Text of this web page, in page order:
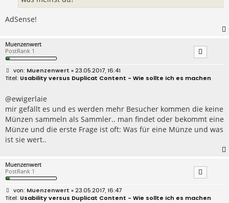
AdSense!
Muenzenwert
PostRank 1
B
e
r
a
g
Muenzenwert » 23.05.2017, 16:41
Usability versus Duplicat Content - Wie sollte ich es machen
@ewigerlaie
mir gefällt es und es werden mehr Besucher kommen die keine
Münzen sammeln als Sammler.. man findet oder bekommt eine
Münze und die erste Frage ist oft: Was für eine Münze und was
ist sie wert..
Muenzenwert
PostRank 1
B
e
Muenzenwert » 23.05.2017, 16:47
Usability versus Duplicat Content - Wie sollte ich es machen